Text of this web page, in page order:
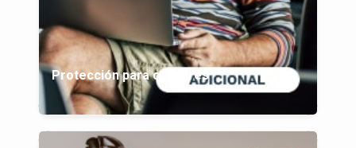
Protección para celulares